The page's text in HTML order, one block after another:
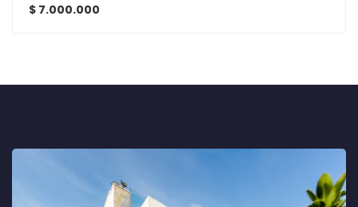
$ 7.000.000